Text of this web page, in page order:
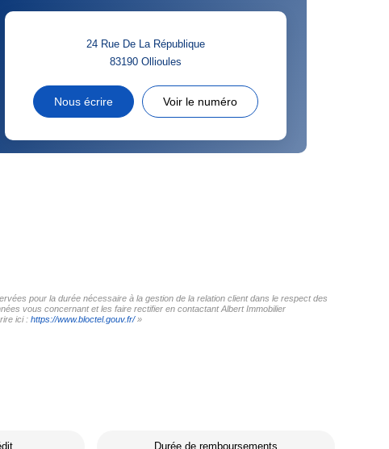
24 Rue De La République
83190 Ollioules
Nous écrire Voir le numéro
pour la durée nécessaire à la gestion de la relation client dans le respect des
vous concernant et les faire rectifier en contactant Albert Immobilier
ici : https://www.bloctel.gouv.fr/»
Durée de remboursements